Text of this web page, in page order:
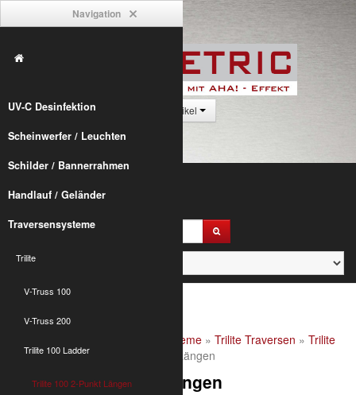
Navigation
UV-C Desinfektion
Scheinwerfer / Leuchten
Schilder / Bannerrahmen
Handlauf / Geländer
Traversensysteme
Trilite
V-Truss 100
V-Truss 200
Trilite 100 Ladder
Trilite 100 2-Punkt Längen
0 Artikel
Traversensysteme » Trilite Traversen » Trilite
100 Ladder» Trilite 100 2-Punkt Längen
Trilite 100 2-Punkt Längen